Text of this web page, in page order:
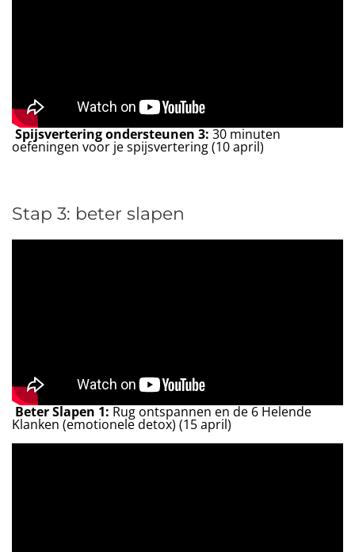
Spijsvertering ondersteunen 3: 30 minuten
oefeningen voor je spijsvertering (10 april)
Stap 3: beter slapen
Beter Slapen 1: Rug ontspannen en de 6 Helende
Klanken (emotionele detox) (15 april)